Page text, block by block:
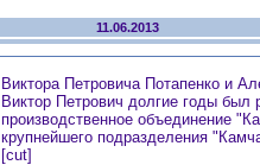
11.06.2013
Виктора Петровича Потапенко и
Виктор Петрович долгие годы
производственное объединение
крупнейшего подразделения
[cut]